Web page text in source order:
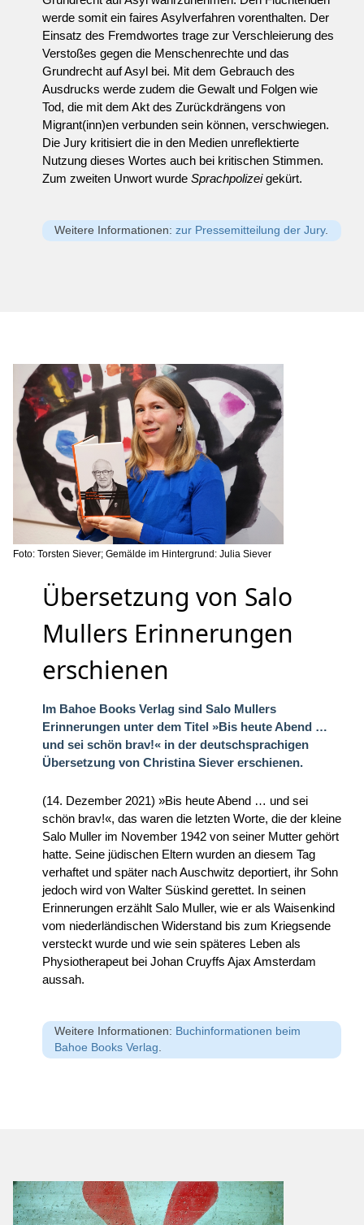
werde somit ein faires Asylverfahren vorenthalten. Der
Einsatz des Fremdwortes trage zur Verschleierung des
Verstoßes gegen die Menschenrechte und das
Grundrecht auf Asyl bei. Mit dem Gebrauch des
Ausdrucks werde zudem die Gewalt und Folgen wie
Tod, die mit dem Akt des Zurückdrängens von
Migrant(inn)en verbunden sein können, verschwiegen.
Die Jury kritisiert die in den Medien unreflektierte
Nutzung dieses Wortes auch bei kritischen Stimmen.
Zum zweiten Unwort wurdeSprachpolizeigekürt.
Weitere Informationen:zur Pressemitteilung der Jury.
Foto: Torsten Siever; Gemälde im Hintergrund: Julia Siever
Übersetzung von Salo
Mullers Erinnerungen
erschienen
Im Bahoe Books Verlag sind Salo Mullers
Erinnerungen unter dem Titel »Bis heute Abend …
und sei schön brav!« in der deutschsprachigen
Übersetzung von Christina Siever erschienen.
(14. Dezember 2021) »Bis heute Abend … und sei
schön brav!«, das waren die letzten Worte, die der kleine
Salo Muller im November 1942 von seiner Mutter gehört
hatte. Seine jüdischen Eltern wurden an diesem Tag
verhaftet und später nach Auschwitz deportiert, ihr Sohn
jedoch wird von Walter Süskind gerettet. In seinen
Erinnerungen erzählt Salo Muller, wie er als Waisenkind
vom niederländischen Widerstand bis zum Kriegsende
versteckt wurde und wie sein späteres Leben als
Physiotherapeut bei Johan Cruyffs Ajax Amsterdam
aussah.
Weitere Informationen: Buchinformationen beim
Bahoe Books Verlag